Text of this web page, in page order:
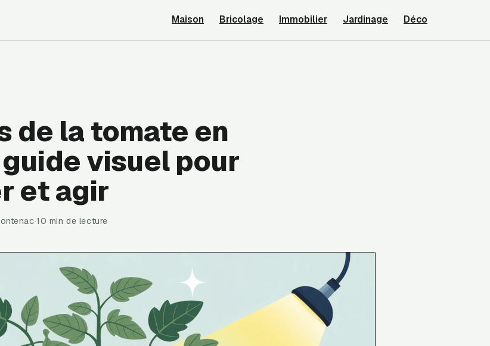
Maison Bricolage Immobilier Jardinage Déco
de la tomate en
visuel pour
et agir
·10 min de lecture